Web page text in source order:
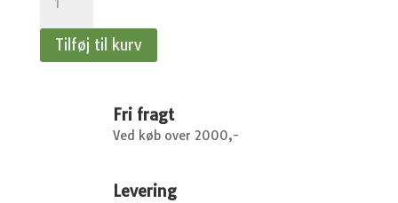
aquifolium
Myrtifolia
Tilføj til kurv
Fri fragt
Ved køb over 2000,-
Levering